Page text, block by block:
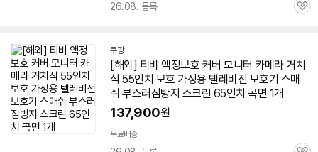
26.08. 등록
관
쿠팡
[해외] 티비 액정보호 커버 모니터 카메라 거치
식 55인치 보호 가정용 텔레비전 보호기 스매
쉬 부스러짐방지 스크린 65인치 곡면 1개
137,900원
무료배송